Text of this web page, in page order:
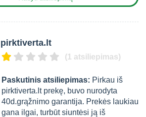
pirktiverta.lt
(1 atsiliepimas)
Paskutinis atsiliepimas: Pirkau iš
pirktiverta.lt prekę, buvo nurodyta
40d.grąžnimo garantija. Prekės laukiau
gana ilgai, turbūt siuntėsi ją iš